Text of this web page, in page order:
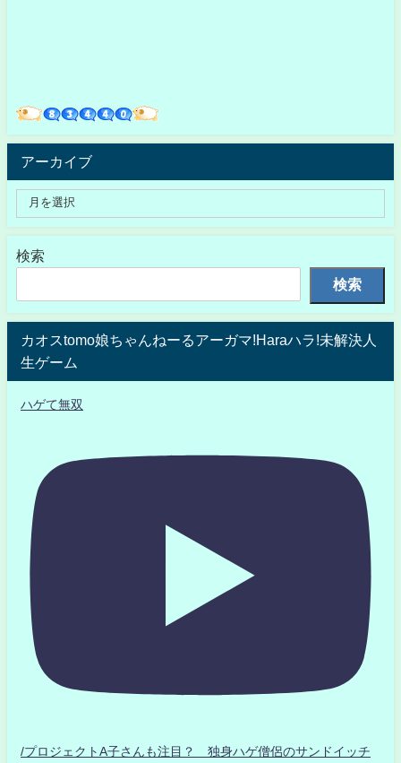
アーカイブ
検索
検索
カオスtomo娘ちゃんねーるアーガマ!Haraハラ!未解決人
生ゲーム
ハゲて無双
/プロジェクトA子さんも注目？ 独身ハゲ僧侶のサンドイッチ